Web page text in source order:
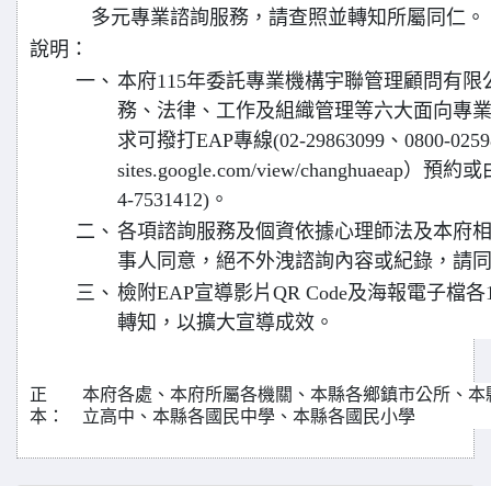
多元專業諮詢服務，請查照並轉知所屬同仁。
說明：
一、 本府115年委託專業機構宇聯管理顧問有
務、法律、工作及組織管理等六大面向專
求可撥打EAP專線(02-29863099、0800-
sites.google.com/view/changhuaeap）預約
4-7531412)。
二、 各項諮詢服務及個資依據心理師法及本府
事人同意，絕不外洩諮詢內容或紀錄，請
三、 檢附EAP宣導影片QR Code及海報電子檔
轉知，以擴大宣導成效。
正
本：
本府各處、本府所屬各機關、本縣各鄉鎮市公所、
立高中、本縣各國民中學、本縣各國民小學